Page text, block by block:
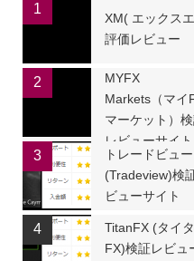
1
XM( エックス
評価レビュー
2
MYFX
Markets（マイ
マーケット）
レビューサイト
3
トレードビュー
(Tradeview)検
ビューサイト
4
TitanFX (タイ
FX)検証レビュ